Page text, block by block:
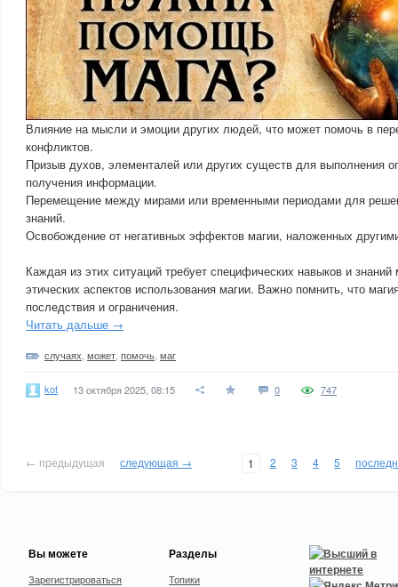
Влияние на мысли и эмоции других людей, что может помочь в
конфликтов.
Призыв духов, элементалей или других существ для выполнения
получения информации.
Перемещение между мирами или временными периодами для
знаний.
Освобождение от негативных эффектов магии, наложенных
Каждая из этих ситуаций требует специфических навыков и
этических аспектов использования магии. Важно помнить, что
последствия и ограничения.
Читать дальше →
случаях может помочь маг
kot 13 октября 2025, 08:15 0 747
← предыдущая следующая → 1 2 3 4 5
Вы можете
Зарегистрироваться
Разделы
Топики